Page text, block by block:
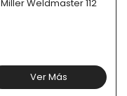
Miller Weldmaster 112
Ver Más